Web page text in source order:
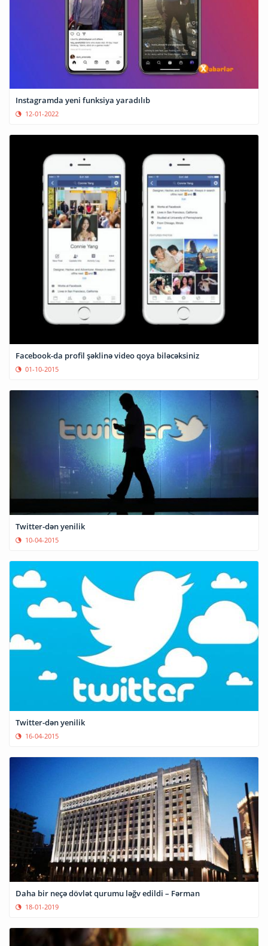
Instagramda yeni funksiya yaradılıb
12-01-2022
Facebook-da profil şəklinə video qoya biləcəksiniz
01-10-2015
Twitter-dən yenilik
10-04-2015
Twitter-dən yenilik
16-04-2015
Daha bir neçə dövlət qurumu ləğv edildi – Fərman
18-01-2019